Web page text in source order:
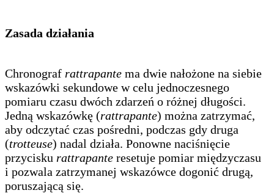
Zasada działania
Chronograf rattrapante ma dwie nałożone na siebie
wskazówki sekundowe w celu jednoczesnego
pomiaru czasu dwóch zdarzeń o różnej długości.
Jedną wskazówkę (rattrapante) można zatrzymać,
aby odczytać czas pośredni, podczas gdy druga
(trotteuse) nadal działa. Ponowne naciśnięcie
przycisku rattrapante resetuje pomiar międzyczasu
i pozwala zatrzymanej wskazówce dogonić drugą,
poruszającą się.